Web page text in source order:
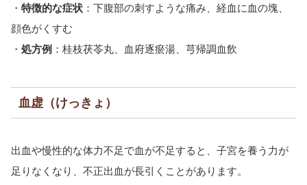
・ 特徴的な症状 ：下腹部の刺すような痛み、経血に血の塊、
顔色がくすむ
・ 処方例 ：桂枝茯苓丸、血府逐瘀湯、芎帰調血飲
血虚（けっきょ）
出血や慢性的な体力不足で血が不足すると、子宮を養う力が
足りなくなり、不正出血が長引くことがあります。